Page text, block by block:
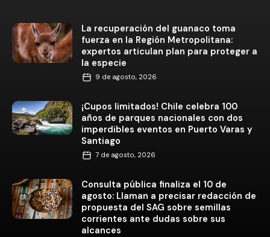
La recuperación del guanaco toma
fuerza en la Región Metropolitana:
expertos articulan plan para proteger a
la especie
9 de agosto, 2026
¡Cupos limitados! Chile celebra 100
años de parques nacionales con dos
imperdibles eventos en Puerto Varas y
Santiago
7 de agosto, 2026
Consulta pública finaliza el 10 de
agosto: Llaman a precisar redacción de
propuesta del SAG sobre semillas
corrientes ante dudas sobre sus
alcances